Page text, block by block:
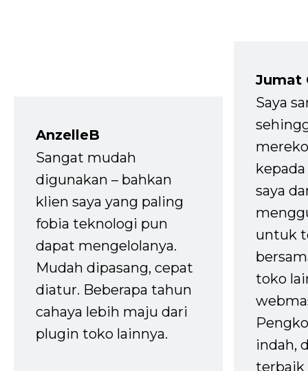
AnzelleB
Sangat mudah
digunakan – bahkan
klien saya yang paling
fobia teknologi pun
dapat mengelolanya.
Mudah dipasang, cepat
diatur. Beberapa tahun
cahaya lebih maju dari
plugin toko lainnya.
Jumat
Saya
saya
untuk
toko
indah,
terbaik